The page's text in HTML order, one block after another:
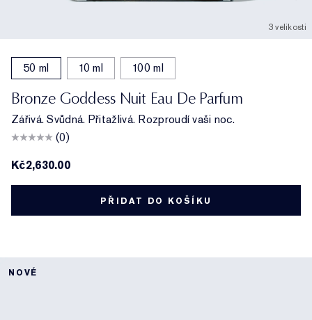
3 velikosti
50 ml 10 ml 100 ml
Bronze Goddess Nuit Eau De Parfum
Zářivá. Svůdná. Přitažlivá. Rozproudí vaši noc.
(0)
Kč2,630.00
PŘIDAT DO KOŠÍKU
NOVÉ